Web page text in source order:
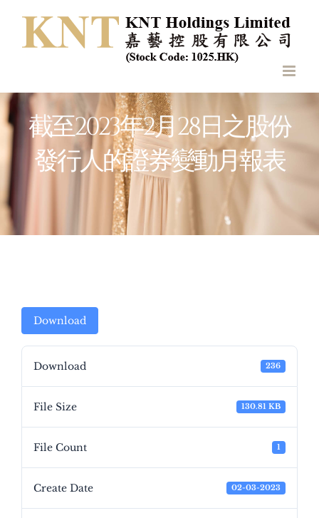
截至2023年2月28日之股份
發行人的證券變動月報表
Download
Download 236
File Size 130.81 KB
File Count 1
Create Date 02-03-2023